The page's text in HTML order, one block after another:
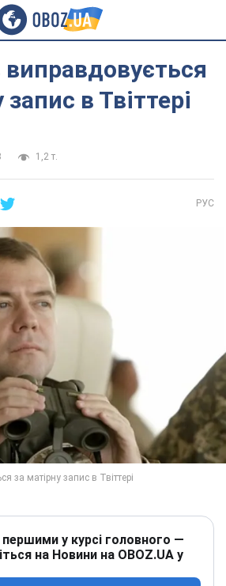
в Твіттері
1,2 т.
РУС
у курсі головного —
на Новини на OBOZ.UA у